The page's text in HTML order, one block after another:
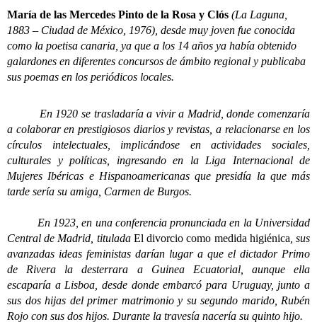
María de las Mercedes Pinto de la Rosa y Clós (La Laguna,
1883 – Ciudad de México, 1976), desde muy joven fue conocida
como la poetisa canaria, ya que a los 14 años ya había obtenido
galardones en diferentes concursos de ámbito regional y publicaba
sus poemas en los periódicos locales.
En 1920 se trasladaría a vivir a Madrid, donde comenzaría
a colaborar en prestigiosos diarios y revistas, a relacionarse en los
círculos intelectuales, implicándose en actividades sociales,
culturales y políticas, ingresando en la Liga Internacional de
Mujeres Ibéricas e Hispanoamericanas que presidía la que más
tarde sería su amiga, Carmen de Burgos.
En 1923, en una conferencia pronunciada en la Universidad
Central de Madrid, titulada El divorcio como medida higiénica , sus
avanzadas ideas feministas darían lugar a que el dictador Primo
de Rivera la desterrara a Guinea Ecuatorial, aunque ella
escaparía a Lisboa, desde donde embarcó para Uruguay, junto a
sus dos hijas del primer matrimonio y su segundo marido, Rubén
Rojo con sus dos hijos. Durante la travesía nacería su quinto hijo.